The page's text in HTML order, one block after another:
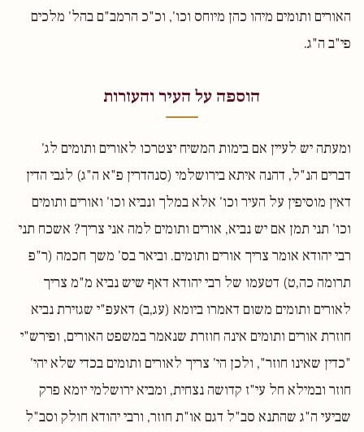
האורים ותומים מיהו כהן מיוחס וכו', וכ"כ הרמב"ם בהל' מלכים
פי"ב ה"ג.
הוספה על העיר והעזרות
ומעתה יש לעיין אם בימות המשיח יצטרכו לאורים ותומים לג'
דברים הנ"ל, דהנה איתא בירושלמי (סנהדרין פ"א ה"ג) לגבי הדין
דאין מוסיפין על העיר וכו' אלא במלך ונביא וכו' ואורים ותומים
וכו' תני תמן אם יש נביא, אורים ותומים למה אני צריך? אשכח תני
רבי יהודא אומר צריך אורים ותומים. וביאר בס' משך חכמה (ר"פ
תרומה כה,ט) דטעמו של רבי יהודא דאף שיש נביא מ"מ צריך
לאורים ותומים משום דאמרו ביומא (עג,ב) דאעפ"י שגזירת נביא
חוזרת אורים ותומים אינה חוזרת שנאמר במשפט האורים, ופירש"י
"כדין שאינו חוזר", ולכן הי' צריך לאורים ותומים בכדי שלא יהי'
חוזר ובמילא חל עי"ז קדושה נצחית, ומביא ירושלמי יומא פרק
שביעי ה"ג שהתנא סב"ל דגם או"ת חוזר, ורבי יהודא חולק וסב"ל